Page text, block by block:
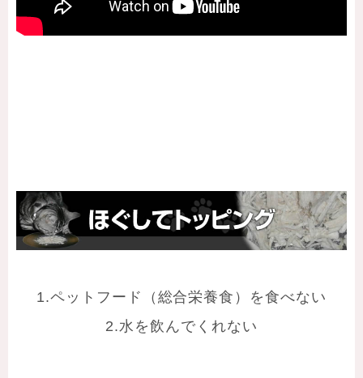
1.ペットフード（総合栄養食）を食べない
2.水を飲んでくれない